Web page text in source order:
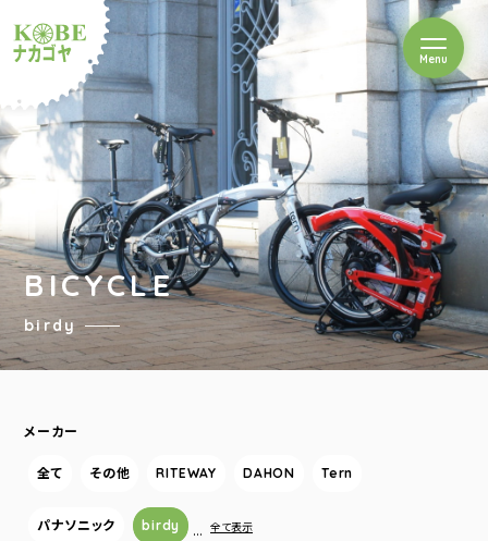
ルショップナカゴヤ
Menuを開閉
BICYCLE
birdy
メーカー
全て その他 RITEWAY DAHON Tern
パナソニック birdy … 全て表示